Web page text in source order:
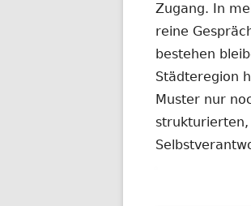
Zugang. In
reine
bestehen
Städteregion
Muster nur
strukturierten,